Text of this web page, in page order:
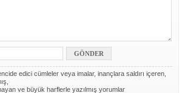
edici cümleler veya imalar, inançlara saldırı içeren,
ve büyük harflerle yazılmış yorumlar